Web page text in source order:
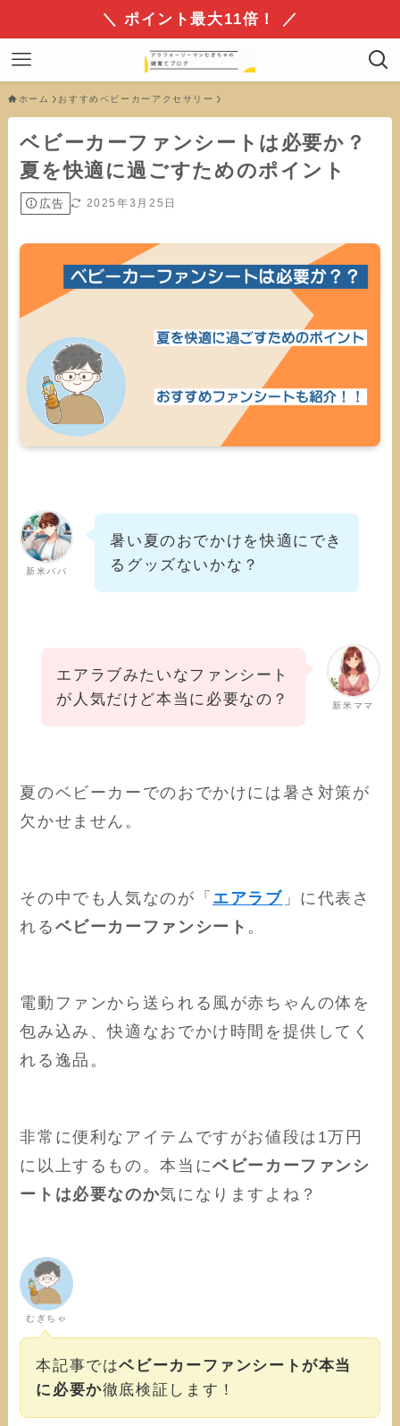
＼ ポイント最大11倍！ ／
ホーム おすすめベビーカーアクセサリー
ベビーカーファンシートは必要か？
夏を快適に過ごすためのポイント
広告 2025年3月25日
新米パパ
暑い夏のおでかけを快適にでき
るグッズないかな？
新米ママ
エアラブみたいなファンシート
が人気だけど本当に必要なの？
夏のベビーカーでのおでかけには暑さ対策が
欠かせません。
その中でも人気なのが「 エアラブ 」に代表さ
れる ベビーカーファンシート 。
電動ファンから送られる風が赤ちゃんの体を
包み込み、快適なおでかけ時間を提供してく
れる逸品。
非常に便利なアイテムですがお値段は1万円
に以上するもの。本当にベビーカーファンシ
ートは必要なのか気になりますよね？
むぎちゃ
本記事ではベビーカーファンシートが本当
に必要か徹底検証します！